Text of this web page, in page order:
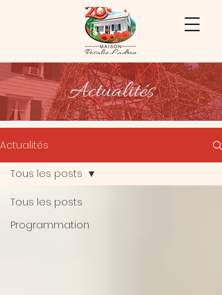
Actualités
Actualités
Tous les posts
Programmation
Tous les posts